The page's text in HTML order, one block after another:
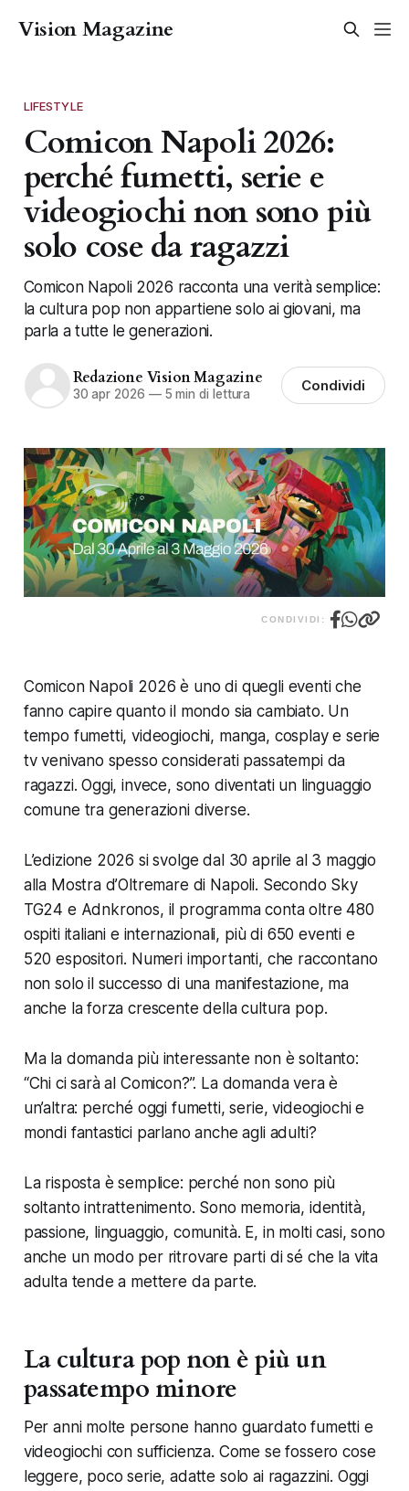
Vision Magazine
LIFESTYLE
Comicon Napoli 2026:
perché fumetti, serie e
videogiochi non sono più
solo cose da ragazzi
Comicon Napoli 2026 racconta una verità semplice:
la cultura pop non appartiene solo ai giovani, ma
parla a tutte le generazioni.
Redazione Vision Magazine
30 apr 2026 —5 min di lettura Condividi
CONDIVIDI:
Comicon Napoli 2026 è uno di quegli eventi che
fanno capire quanto il mondo sia cambiato. Un
tempo fumetti, videogiochi, manga, cosplay e serie
tv venivano spesso considerati passatempi da
ragazzi. Oggi, invece, sono diventati un linguaggio
comune tra generazioni diverse.
L’edizione 2026 si svolge dal 30 aprile al 3 maggio
alla Mostra d’Oltremare di Napoli. Secondo Sky
TG24 e Adnkronos, il programma conta oltre 480
ospiti italiani e internazionali, più di 650 eventi e
520 espositori. Numeri importanti, che raccontano
non solo il successo di una manifestazione, ma
anche la forza crescente della cultura pop.
Ma la domanda più interessante non è soltanto:
“Chi ci sarà al Comicon?”. La domanda vera è
un’altra: perché oggi fumetti, serie, videogiochi e
mondi fantastici parlano anche agli adulti?
La risposta è semplice: perché non sono più
soltanto intrattenimento. Sono memoria, identità,
passione, linguaggio, comunità. E, in molti casi, sono
anche un modo per ritrovare parti di sé che la vita
adulta tende a mettere da parte.
La cultura pop non è più un
passatempo minore
Per anni molte persone hanno guardato fumetti e
videogiochi con sufficienza. Come se fossero cose
leggere, poco serie, adatte solo ai ragazzini. Oggi